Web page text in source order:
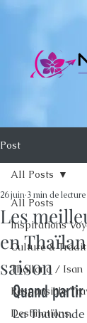
Post
All Posts
Inspirations
Culture &
Thailand / Isan
Responsible
Destinations
All Posts
Les
en
saison
26 juin 3 min de lecture
Quand
La Thaïlande